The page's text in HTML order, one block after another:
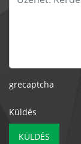
grecaptcha
Küldés
KÜLDÉS